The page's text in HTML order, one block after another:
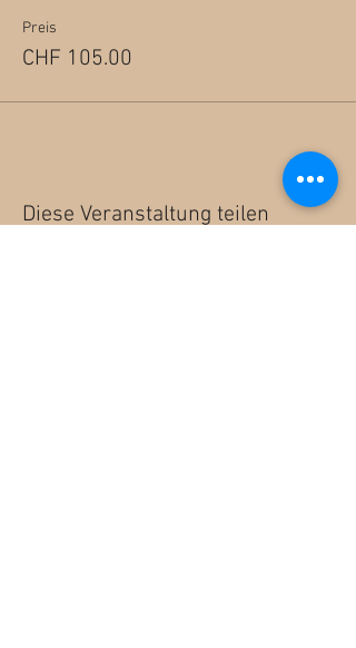
Preis
CHF 105.00
Diese Veranstaltung teilen